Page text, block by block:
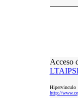
Acceso
Hipervinculo
http://